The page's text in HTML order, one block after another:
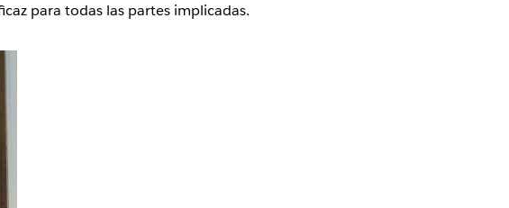
para todas las partes implicadas.